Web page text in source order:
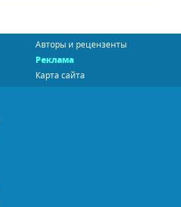
Авторы и рецензенты
Реклама
Карта сайта